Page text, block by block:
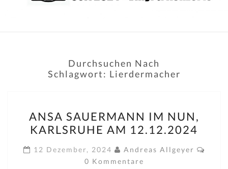
Durchsuchen Nach
Schlagwort: Lierdermacher
SAUERMANN
IM
NUN,
KARLSRUHE
ANSA SAUERMANN IM NUN,
KARLSRUHE AM 12.12.2024
12 Dezember, 2024 Andreas Allgeyer
0 Kommentare